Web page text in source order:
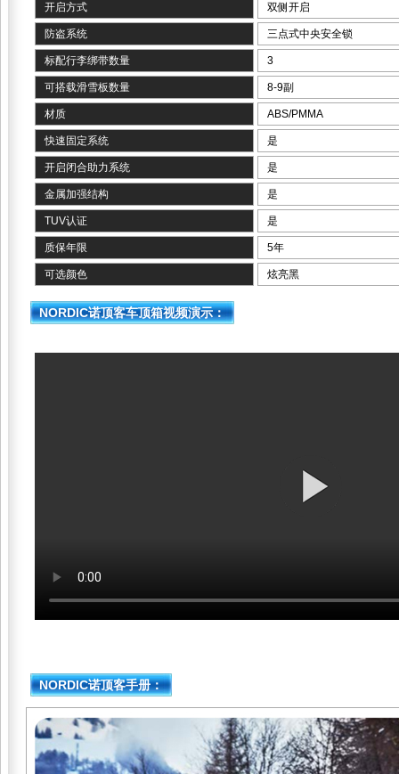
开启方式 双侧开启
防盗系统 三点式中央安全锁
标配行李绑带数量 3
可搭载滑雪板数量 8-9副
材质 ABS/PMMA
快速固定系统 是
开启闭合助力系统 是
金属加强结构 是
TUV认证 是
质保年限 5年
可选颜色 炫亮黑
NORDIC诺顶客车顶箱视频演示：
NORDIC诺顶客手册：